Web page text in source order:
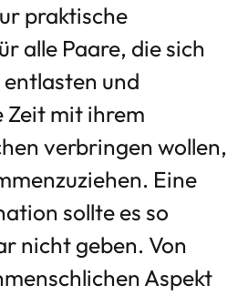
praktische
alle Paare, die sich
und
Zeit mit ihrem
verbringen wollen,
Eine
sollte es so
nicht geben. Von
Aspekt